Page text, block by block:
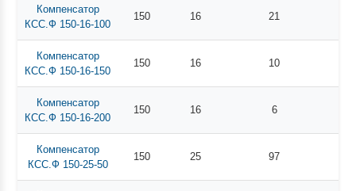
Компенсатор
КСС.Ф 150-16-100
150 16 21
Компенсатор
КСС.Ф 150-16-150
150 16 10
Компенсатор
КСС.Ф 150-16-200
150 16 6
Компенсатор
КСС.Ф 150-25-50
150 25 97